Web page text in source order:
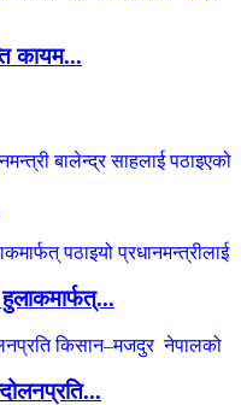
कायम...